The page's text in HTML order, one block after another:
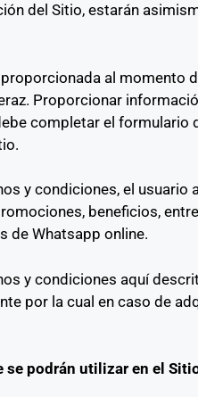
del Sitio, estarán
al momento
Proporcionar
completar el
y condiciones, el
beneficios,
de Whatsapp online.
y condiciones aquí
por la cual en caso de
se podrán utilizar en el